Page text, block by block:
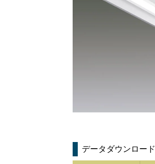
データダウンロード